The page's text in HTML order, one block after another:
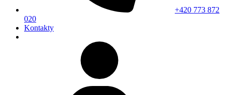
+420 773 872
020
Kontakty